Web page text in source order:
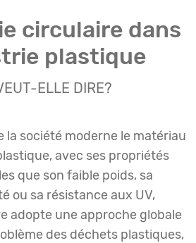
circulaire dans
plastique
ELLE DIRE?
la société moderne le matériau
avec ses propriétés
que son faible poids, sa
ou sa résistance aux UV,
adopte une approche globale
des déchets plastiques,